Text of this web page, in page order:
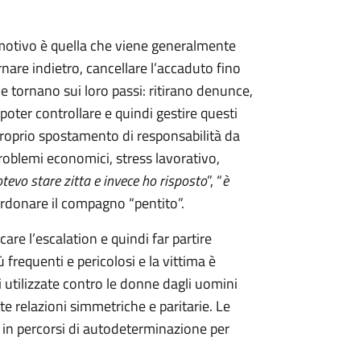
è quella che viene generalmente
indietro, cancellare l’accaduto fino
tornano sui loro passi: ritirano denunce,
controllare e quindi gestire questi
spostamento di responsabilità da
economici, stress lavorativo,
stare zitta e invece ho risposto”, “è
il compagno “pentito”.
l’escalation e quindi far partire
frequenti e pericolosi e la vittima è
contro le donne dagli uomini
relazioni simmetriche e paritarie. Le
percorsi di autodeterminazione per